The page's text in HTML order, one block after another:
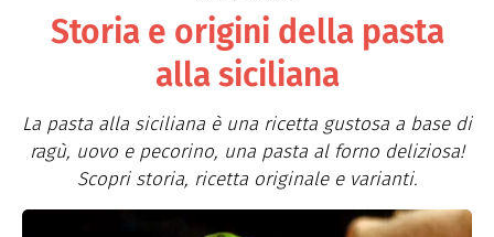
Storia e origini della pasta
alla siciliana
La pasta alla siciliana è una ricetta gustosa a base di
ragù, uovo e pecorino, una pasta al forno deliziosa!
Scopri storia, ricetta originale e varianti.